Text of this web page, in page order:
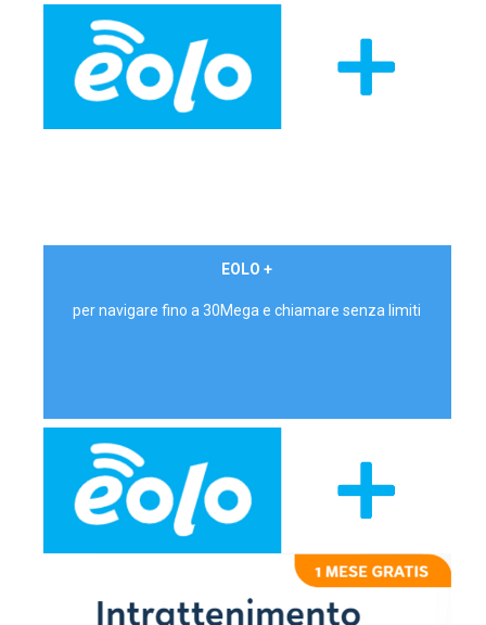
EOLO +
per navigare fino a 30Mega e chiamare senza limiti